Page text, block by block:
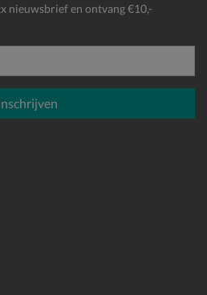
nieuwsbrief en ontvang €10,-